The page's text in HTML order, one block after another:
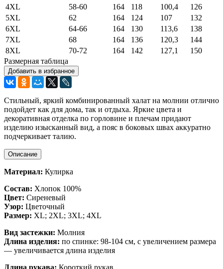
4XL
58-60 164 118 100,4
126
5XL
62 164 124 107
132
6XL
64-66 164 130 113,6
138
7XL
68 164 136 120,3
144
8XL
70-72 164 142 127,1
150
Размерная таблица
Добавить в избранное
Стильный, яркий комбинированный халат на молнии отлично
подойдет как для дома, так и отдыха. Яркие цвета и
декоративная отделка по горловине и плечам придают
изделию изысканный вид, а пояс в боковых швах аккуратно
подчеркивает талию.
Описание
Материал: Кулирка
Состав: Хлопок 100%
Цвет: Сиреневый
Узор: Цветочный
Размер: XL; 2XL; 3XL; 4XL
Вид застежки: Молния
Длина изделия: по спинке: 98-104 см, с увеличением размера
— увеличивается длина изделия
Длина рукава: Короткий рукав